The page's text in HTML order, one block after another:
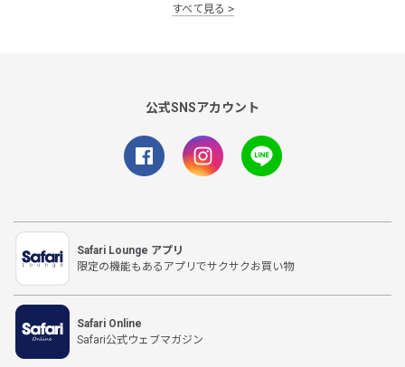
すべて見る
公式SNSアカウント
Safari Lounge アプリ
限定の機能もあるアプリでサクサクお買い物
Safari Online
Safari公式ウェブマガジン